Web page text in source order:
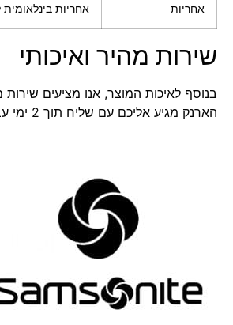
אחריות אחריות בינלאומית
שירות מהיר ואיכותי
בנוסף לאיכות המוצר, אנו מציעים שירות
הארנק מגיע אליכם עם שליח תוך 2 ימי עבודה בלבד.